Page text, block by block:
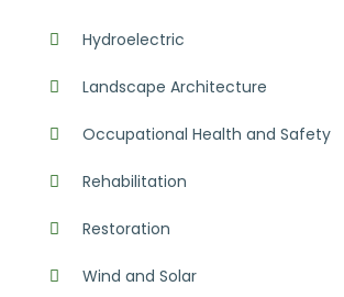
Hydroelectric
Landscape Architecture
Occupational Health and Safety
Rehabilitation
Restoration
Wind and Solar